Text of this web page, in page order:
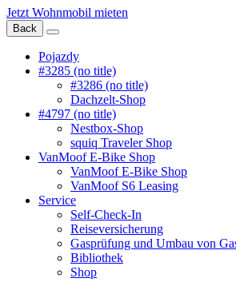
Jetzt Wohnmobil mieten
Back
Pojazdy
#3285 (no title)
#3286 (no title)
Dachzelt-Shop
#4797 (no title)
Nestbox-Shop
squiq Traveler Shop
VanMoof E-Bike Shop
VanMoof E-Bike Shop
VanMoof S6 Leasing
Service
Self-Check-In
Reiseversicherung
Gasprüfung und Umbau von
Bibliothek
Shop